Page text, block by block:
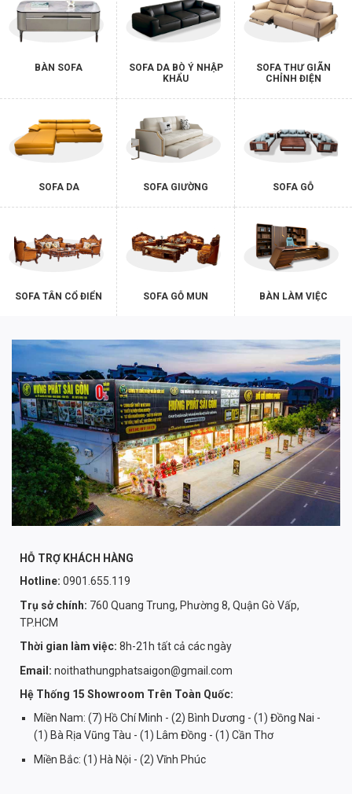
BÀN SOFA
SOFA DA BÒ Ý NHẬP
KHẨU
SOFA THƯ GIÃN
CHỈNH ĐIỆN
SOFA DA SOFA GIƯỜNG SOFA GỖ
SOFA TÂN CỔ ĐIỂN SOFA GỖ MUN BÀN LÀM VIỆC
HỖ TRỢ KHÁCH HÀNG
Hotline: 0901.655.119
Trụ sở chính: 760 Quang Trung, Phường 8, Quận Gò Vấp,
TP.HCM
Thời gian làm việc: 8h-21h tất cả các ngày
Email: noithathungphatsaigon@gmail.com
Hệ Thống 15 Showroom Trên Toàn Quốc:
Miền Nam: (7) Hồ Chí Minh - (2) Bình Dương - (1) Đồng Nai -
(1) Bà Rịa Vũng Tàu - (1) Lâm Đồng - (1) Cần Thơ
Miền Bắc: (1) Hà Nội - (2) Vĩnh Phúc